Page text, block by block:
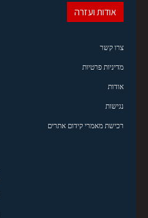
אודות ועזרה
צרו קשר
מדיניות פרטיות
אודות
נגישות
רכישת מאמרי קידום אתרים